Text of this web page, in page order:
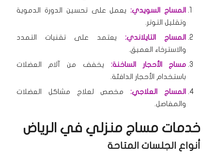
المساج السويدي:يعمل على تحسين الدورة الدموية
وتقليل التوتر.
المساج التايلاندي:يعتمد على تقنيات التمدد
والاسترخاء العميق.
مساج الأحجار الساخنة: يخفف من آلام العضلات
باستخدام الأحجار الدافئة.
المساج العلاجي:مخصص لعلاج مشاكل العضلات
والمفاصل.
خدمات مساج منزلي في الرياض
أنواع الجلسات المتاحة